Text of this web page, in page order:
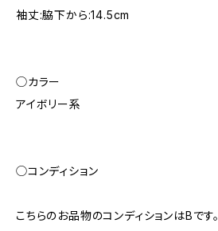
袖丈:脇下から:14.5cm
◯カラー
アイボリー系
◯コンディション
こちらのお品物のコンディションはBです。